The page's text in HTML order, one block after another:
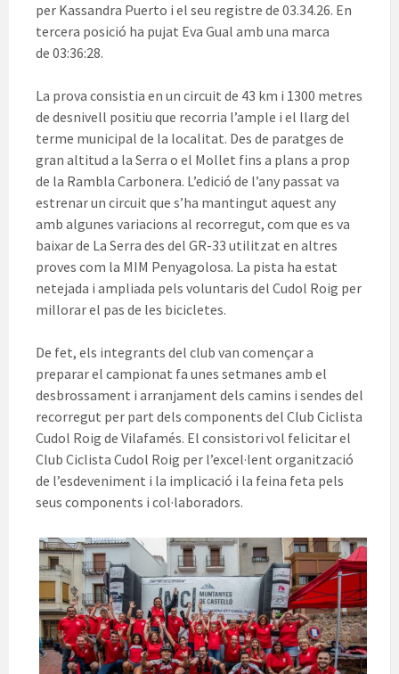
per Kassandra Puerto i el seu registre de 03.34.26. En
tercera posició ha pujat Eva Gual amb una marca
de 03:36:28.
La prova consistia en un circuit de 43 km i 1300 metres
de desnivell positiu que recorria l’ample i el llarg del
terme municipal de la localitat. Des de paratges de
gran altitud a la Serra o el Mollet fins a plans a prop
de la Rambla Carbonera. L’edició de l’any passat va
estrenar un circuit que s’ha mantingut aquest any
amb algunes variacions al recorregut, com que es va
baixar de La Serra des del GR-33 utilitzat en altres
proves com la MIM Penyagolosa. La pista ha estat
netejada i ampliada pels voluntaris del Cudol Roig per
millorar el pas de les bicicletes.
De fet, els integrants del club van començar a
preparar el campionat fa unes setmanes amb el
desbrossament i arranjament dels camins i sendes del
recorregut per part dels components del Club Ciclista
Cudol Roig de Vilafamés. El consistori vol felicitar el
Club Ciclista Cudol Roig per l’excel·lent organització
de l’esdeveniment i la implicació i la feina feta pels
seus components i col·laboradors.